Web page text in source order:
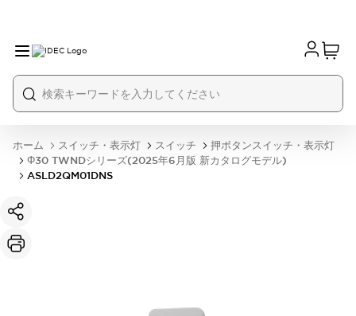
ホーム スイッチ・表示灯 スイッチ
押ボタンスイッチ・表示灯
Φ30 TWNDシリーズ(2025年6月版 新カタログモデル)
ASLD2QM01DNS